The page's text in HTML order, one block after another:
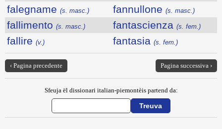
falegname (s. masc.) fannullone (s. masc.)
fallimento (s. masc.) fantascienza (s. fem.)
fallire (v.) fantasia (s. fem.)
‹ Pagina precedente Pagina successiva ›
Sfeuja ël dissionari italian-piemontèis partend da: